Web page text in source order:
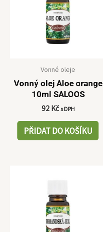
Vonné oleje
Vonný olej Aloe orange
10ml SALOOS
92 Kč s DPH
PŘIDAT DO KOŠÍKU